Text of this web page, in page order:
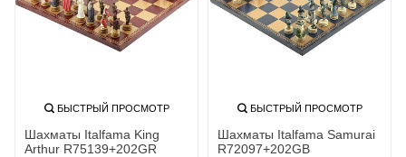
БЫСТРЫЙ ПРОСМОТР
Шахматы Italfama King
Arthur R75139+202GR
БЫСТРЫЙ ПРОСМОТР
Шахматы Italfama Samurai
R72097+202GB